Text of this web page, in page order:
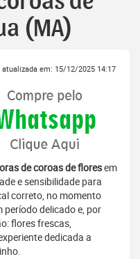
(MA)
atualizada em: 15/12/2025 14:17
de coroas de floresem
e sensibilidade para
correto, no momento
período delicado e, por
flores frescas,
dedicada a